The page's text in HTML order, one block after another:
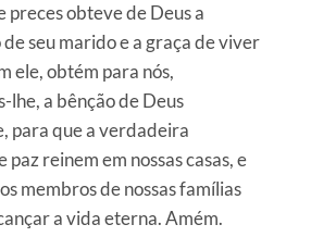
preces obteve de Deus a
seu marido e a graça de viver
ele, obtém para nós,
lhe, a bênção de Deus
para que a verdadeira
paz reinem em nossas casas, e
membros de nossas famílias
a vida eterna. Amém.